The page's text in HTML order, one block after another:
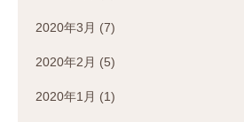
2020年3月 (7)
2020年2月 (5)
2020年1月 (1)